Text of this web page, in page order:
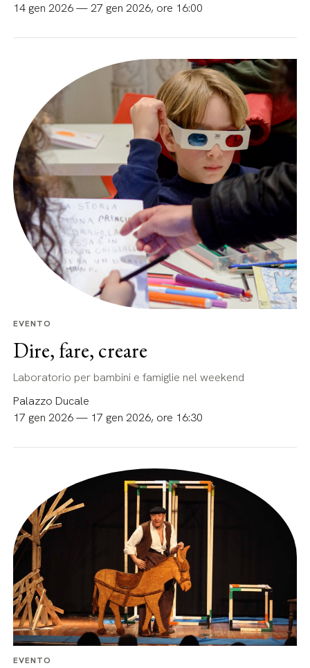
14 gen 2026 — 27 gen 2026, ore 16:00
EVENTO
Dire, fare, creare
Laboratorio per bambini e famiglie nel weekend
Palazzo Ducale
17 gen 2026 — 17 gen 2026, ore 16:30
EVENTO